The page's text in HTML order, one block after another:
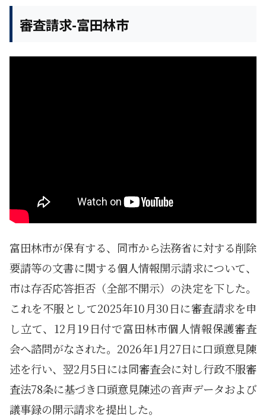
審査請求-富田林市
富田林市が保有する、同市から法務省に対する削除
要請等の文書に関する個人情報開示請求について、
市は存否応答拒否（全部不開示）の決定を下した。
これを不服として2025年10月30日に審査請求を申
し立て、12月19日付で富田林市個人情報保護審査
会へ諮問がなされた。2026年1月27日に口頭意見陳
述を行い、翌2月5日には同審査会に対し行政不服審
査法78条に基づき口頭意見陳述の音声データおよび
議事録の開示請求を提出した。